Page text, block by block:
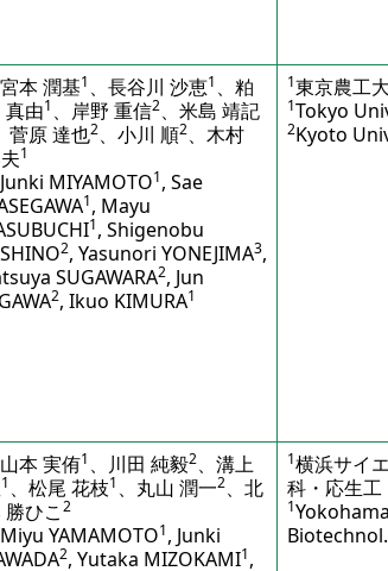
本 潤基1 、長谷川 沙恵1 、粕
真由1 、岸野 重信2、米島 靖記
菅原 達也2、小川 順2、木村
1
MIYAMOTO1, Sae
1, Mayu
1, Shigenobu
2, Yasunori YONEJIMA3,
SUGAWARA2, Jun
2, Ikuo KIMURA1
1東京農工大
1Tokyo
2Kyoto
本 実侑1 、川田 純毅2、溝上
1 、松尾 花枝1 、丸山 潤一2、北
勝ひこ2
YAMAMOTO1, Junki
2, Yutaka MIZOKAMI1,
1横浜サイ
科・応生工
1